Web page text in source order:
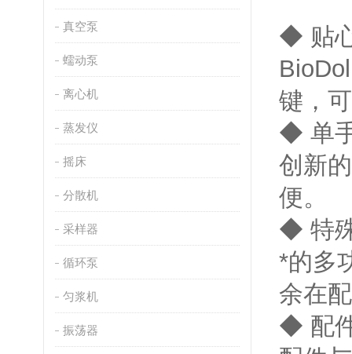
真空泵
蠕动泵
离心机
蒸发仪
摇床
分散机
采样器
循环泵
匀浆机
振荡器
◆ 贴
键，
◆ 单
创新
便。
◆ 特
*的多
余在
◆ 配